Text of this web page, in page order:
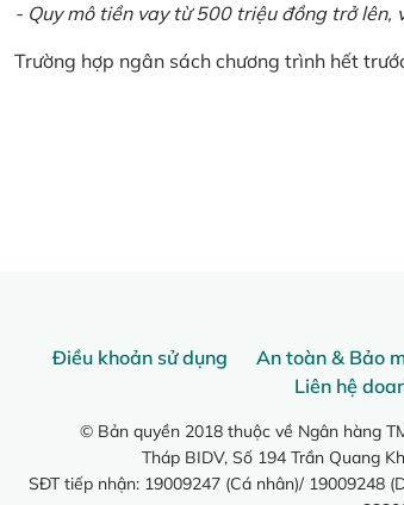
- Quy mô tiền vay từ 500 triệu đồng trở
Trường hợp ngân sách chương trình hết
Điều khoản sử dụng An toàn & Bảo
Liên hệ
© Bản quyền 2018 thuộc về Ngân hàng
Tháp BIDV, Số 194 Trần Quang
SĐT tiếp nhận: 19009247 (Cá nhân)/ 19009248